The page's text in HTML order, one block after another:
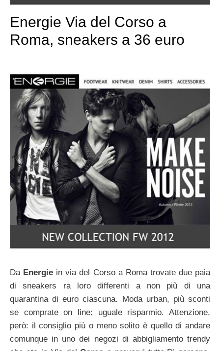
Energie Via del Corso a
Roma, sneakers a 36 euro
Da Energie in via del Corso a Roma trovate due paia
di sneakers ra loro differenti a non più di una
quarantina di euro ciascuna. Moda urban, più sconti
se comprate on line: uguale risparmio. Attenzione,
però: il consiglio più o meno solito è quello di andare
comunque in uno dei negozi di abbigliamento trendy